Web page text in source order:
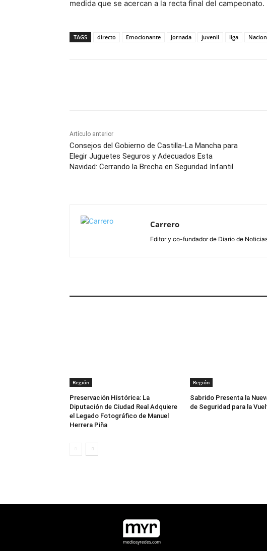
medida que se acercan a la recta final del campeonato.
TAGS directo Emocionante Jornada juvenil liga
Artículo anterior
Consejos del Gobierno de Castilla-La Mancha para
Elegir Juguetes Seguros y Adecuados Esta
Navidad: Cerrando la Brecha en Seguridad Infantil
Carrero
Editor y co-fundador de Diario de
Región
Preservación Histórica: La
Diputación de Ciudad Real Adquiere
el Legado Fotográfico de Manuel
Herrera Piña
Región
Sabrido Presenta la
de Seguridad para la